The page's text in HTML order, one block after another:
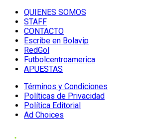
QUIENES SOMOS
STAFF
CONTACTO
Escribe en Bolavip
RedGol
Futbolcentroamerica
APUESTAS
Términos y Condiciones
Políticas de Privacidad
Política Editorial
Ad Choices